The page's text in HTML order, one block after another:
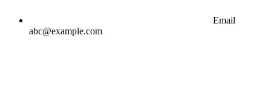
Email
abc@example.com